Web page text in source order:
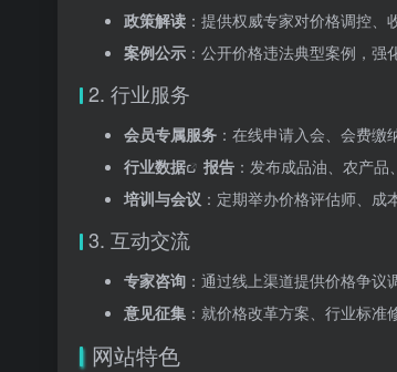
政策解读 ：提供权威专家对价格调控
案例公示 ：公开价格违法典型案例，强
2. 行业服务
会员专属服务 ：在线申请入会、会费缴
行业数据
报告 ：发布成品油、农产
培训与会议 ：定期举办价格评估师、
3. 互动交流
专家咨询 ：通过线上渠道提供价格争
意见征集 ：就价格改革方案、行业标
网站特色